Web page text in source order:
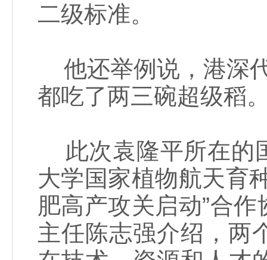
二级标准。
他还举例说，港深
都吃了两三碗超级稻
此次袁隆平所在的
大学国家植物航天育
肥高产攻关启动”合
主任陈志强介绍，两